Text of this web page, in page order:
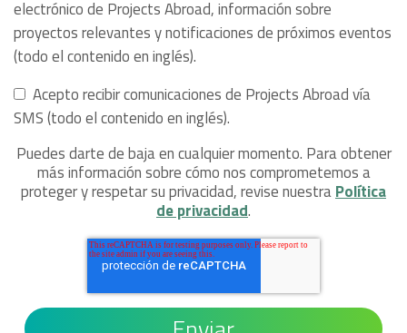
electrónico de Projects Abroad, información sobre
proyectos relevantes y notificaciones de próximos eventos
(todo el contenido en inglés).
Acepto recibir comunicaciones de Projects Abroad vía
SMS (todo el contenido en inglés).
Puedes darte de baja en cualquier momento. Para obtener
más información sobre cómo nos comprometemos a
proteger y respetar su privacidad, revise nuestraPolítica
de privacidad.